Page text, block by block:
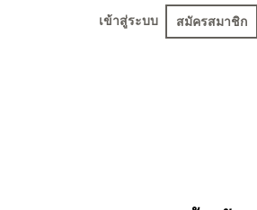
เข้าสู่ระบบ สมัครสมาชิก